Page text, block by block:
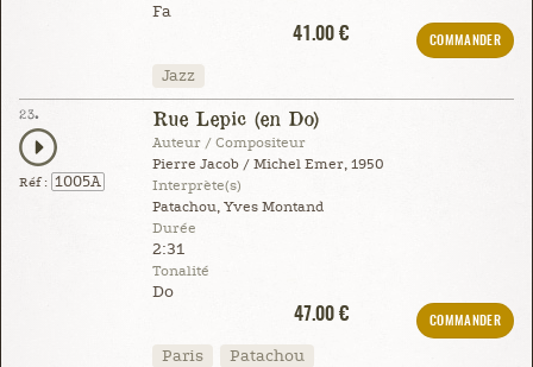
Fa
41.00 €
COMMANDER
Jazz
23.
Réf : 1005A
Rue Lepic (en Do)
Auteur / Compositeur
Pierre Jacob / Michel Emer, 1950
Interprète(s)
Patachou, Yves Montand
Durée
2:31
Tonalité
Do
47.00 €
COMMANDER
Paris Patachou